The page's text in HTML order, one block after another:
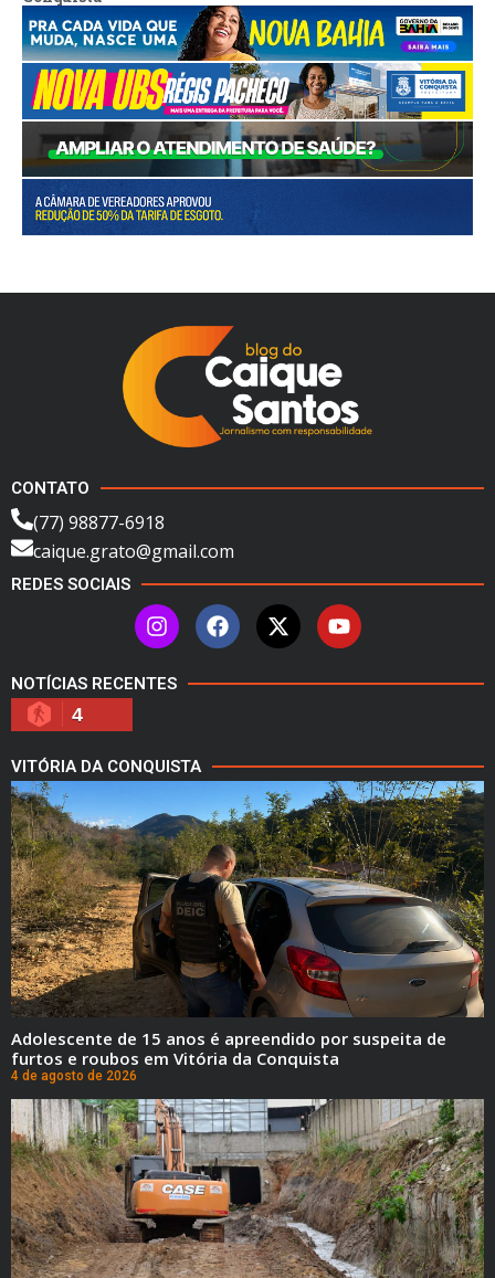
CONTATO
(77) 98877-6918
caique.grato@gmail.com
REDES SOCIAIS
NOTÍCIAS RECENTES
4
VITÓRIA DA CONQUISTA
Adolescente de 15 anos é apreendido por suspeita de
furtos e roubos em Vitória da Conquista
4 de agosto de 2026